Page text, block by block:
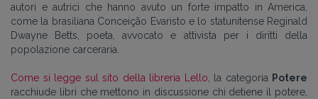
autori e autrici che hanno avuto un forte impatto in America,
come la brasiliana Conceição Evaristo e lo statunitense Reginald
Dwayne Betts, poeta, avvocato e attivista per i diritti della
popolazione carceraria.
Come si legge sul sito della libreria Lello , la categoria Potere
racchiude libri che mettono in discussione chi detiene il potere,